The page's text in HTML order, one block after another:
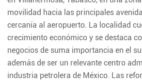
movilidad hacia las principales
cercanía al aeropuerto. La localidad
crecimiento económico y se destaca
negocios de suma importancia en el
además de ser un relevante centro
industria petrolera de México. Las